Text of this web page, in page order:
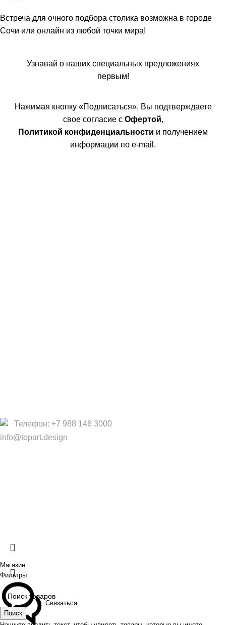
Встреча для очного подбора столика возможна в городе
Сочи или онлайн из любой точки мира!
Узнавай о наших специальных предложениях
первым!
Нажимая кнопку «Подписаться», Вы подтверждаете
свое согласие с Офертой,
Политикой конфиденциальности и получением
информации по e-mail.
Телефон: +7 988 146 3000
info@topart.design
Поиск
Магазин
Фильтры
Связаться